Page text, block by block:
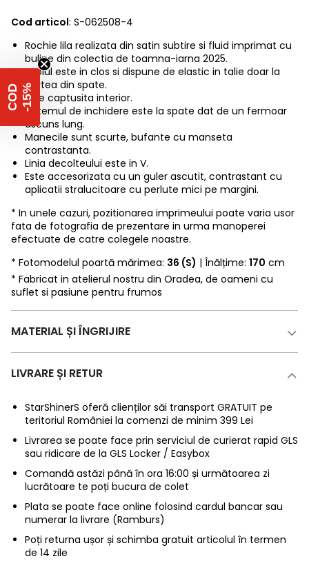
Cod articol: S-062508-4
Rochie lila realizata din satin subtire si fluid imprimat cu
buline din colectia de toamna-iarna 2025.
Croiul este in clos si dispune de elastic in talie doar la
partea din spate.
Este captusita interior.
Sistemul de inchidere este la spate dat de un fermoar
ascuns lung.
Manecile sunt scurte, bufante cu manseta
contrastanta.
Linia decolteului este in V.
Este accesorizata cu un guler ascutit, contrastant cu
aplicatii stralucitoare cu perlute mici pe margini.
* In unele cazuri, pozitionarea imprimeului poate varia usor
fata de fotografia de prezentare in urma manoperei
efectuate de catre colegele noastre.
* Fotomodelul poartă mărimea: 36 (S) | Înălțime: 170 cm
* Fabricat in atelierul nostru din Oradea, de oameni cu
suflet si pasiune pentru frumos
MATERIAL ȘI ÎNGRIJIRE
LIVRARE ȘI RETUR
StarShinerS oferă clienților săi transport GRATUIT pe
teritoriul României la comenzi de minim 399 Lei
Livrarea se poate face prin serviciul de curierat rapid GLS
sau ridicare de la GLS Locker / Easybox
Comandă astăzi până în ora 16:00 și următoarea zi
lucrătoare te poți bucura de colet
Plata se poate face online folosind cardul bancar sau
numerar la livrare (Ramburs)
Poți returna ușor și schimba gratuit articolul în termen
de 14 zile
C
O
D
-
1
5 %